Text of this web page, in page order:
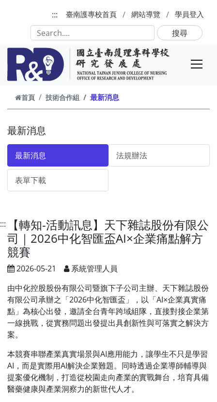
:::
臺南護專校首頁 網站導覽 學員登入
搜尋
首頁 技術合作組 最新消息
最新消息
最新消息 法規辦法
表單下載
:::
【轉知-活動訊息】天下雜誌股份有限公
司｜2026中化智匯盃AI×企業痛點解方
競賽
2026-05-21
系統管理人員
由中化控股股份有限公司暨旗下子公司主辦、天下雜誌股份
有限公司承辦之「2026中化智匯盃」，以「AI×企業真實痛
點」為核心出發，邀請全台青年跨域組隊，直接對接企業第
一線挑戰，從實務問題出發提出具創新性與可落實之解決方
案。
本競賽串聯產業真實場景與AI應用能力，讓學生不只是學習
AI，而是實際用AI解決企業難題。同時透過企業導師輔導與
提案優化機制，打造從校園走向產業的實戰舞台，培育具備
醫藥健康與產業洞察力的新世代人才。